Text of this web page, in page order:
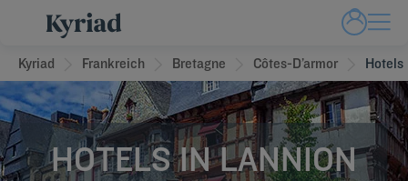
Kyriad Frankreich Bretagne Côtes-D’armor Hotels
HOTELS IN LANNION